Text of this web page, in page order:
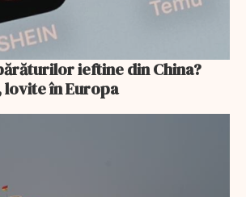
ieftine din China?
lovite în Europa